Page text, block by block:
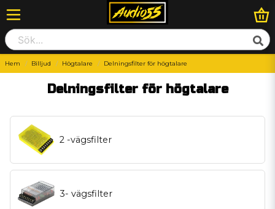
Hem Billjud Högtalare Delningsfilter för högtalare
Delningsfilter för högtalare
2 -vägsfilter
3- vägsfilter